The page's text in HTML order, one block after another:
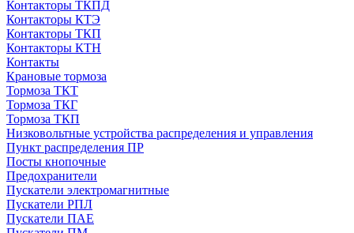
Контакторы ТКПД
Контакторы КТЭ
Контакторы ТКП
Контакторы КТН
Контакты
Крановые тормоза
Тормоза ТКТ
Тормоза ТКГ
Тормоза ТКП
Низковольтные устройства распределения и управления
Пункт распределения ПР
Посты кнопочные
Предохранители
Пускатели электромагнитные
Пускатели РПЛ
Пускатели ПАЕ